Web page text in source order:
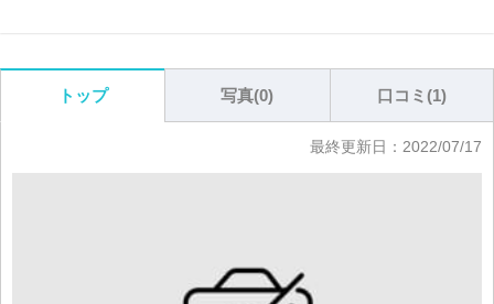
トップ 写真(0) 口コミ(1)
最終更新日： 2022/07/17